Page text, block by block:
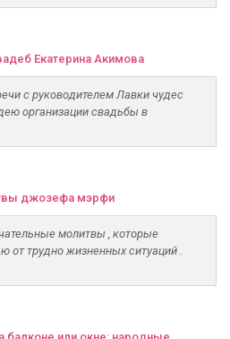
Екатерина Акимова
с руководителем Лавки чудес
организации свадьбы в
джозефа мэрфи
молитвы , которые
от трудно жизненных ситуаций .